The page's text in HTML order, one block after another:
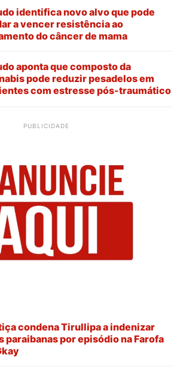
identifica novo alvo que pode
a vencer resistência ao
do câncer de mama
aponta que composto da
pode reduzir pesadelos em
com estresse pós-traumático
PUBLICIDADE
condena Tirullipa a indenizar
paraibanas por episódio na Farofa